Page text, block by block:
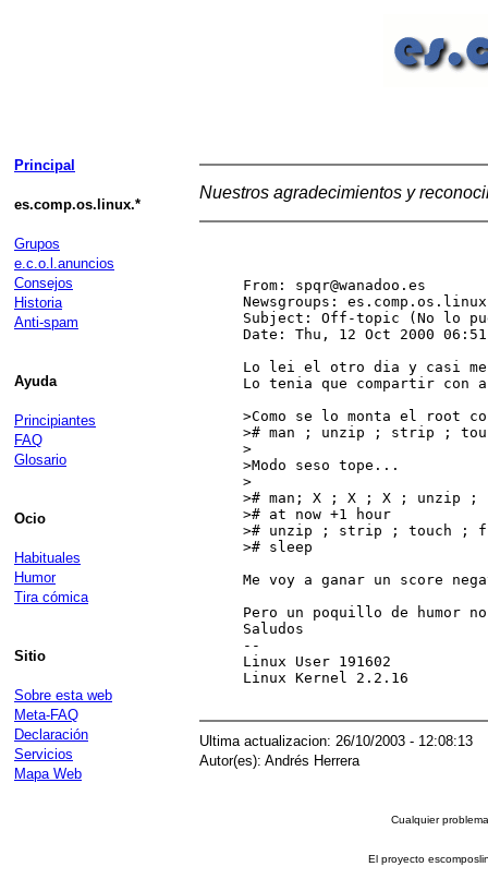
Principal
es.comp.os.linux.*
Grupos
e.c.o.l.anuncios
Consejos
Historia
Anti-spam
Ayuda
Principiantes
FAQ
Glosario
Ocio
Habituales
Humor
Tira cómica
Sitio
Sobre esta web
Meta-FAQ
Declaración
Servicios
Mapa Web
Nuestros agradecimientos y
From: spqr@wanadoo.es
Newsgroups:
Subject: Off-topic (No lo
Date: Thu, 12 Oct 2000
Lo lei el otro dia y casi
Lo tenia que compartir con
>Como se lo monta el root
># man ; unzip ; strip ;
>
>Modo seso tope...
>
># man; X ; X ; X ; unzip
># at now +1 hour
># unzip ; strip ; touch ;
># sleep
Me voy a ganar un score
Pero un poquillo de humor
Saludos
--
Linux User 191602
Linux Kernel 2.2.16
Ultima actualizacion: 26/10/2003 - 12:08:13
Autor(es): Andrés Herrera
Cualquier
El proyecto